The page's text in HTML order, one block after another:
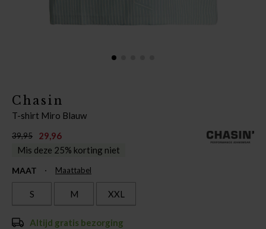
Chasin
T-shirt Miro Blauw
39,95
29,96
Mis deze 25% korting niet
MAAT Maattabel
S M XXL
Altijd gratis bezorging